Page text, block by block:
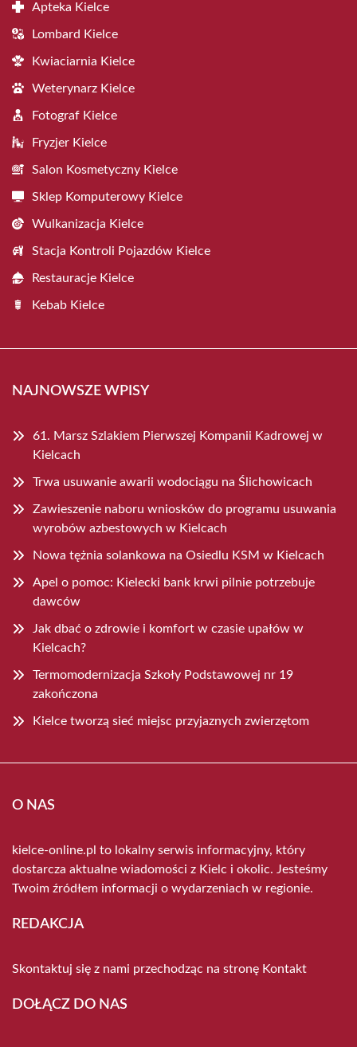
Apteka Kielce
Lombard Kielce
Kwiaciarnia Kielce
Weterynarz Kielce
Fotograf Kielce
Fryzjer Kielce
Salon Kosmetyczny Kielce
Sklep Komputerowy Kielce
Wulkanizacja Kielce
Stacja Kontroli Pojazdów Kielce
Restauracje Kielce
Kebab Kielce
NAJNOWSZE WPISY
61. Marsz Szlakiem Pierwszej Kompanii Kadrowej w
Kielcach
Trwa usuwanie awarii wodociągu na Ślichowicach
Zawieszenie naboru wniosków do programu usuwania
wyrobów azbestowych w Kielcach
Nowa tężnia solankowa na Osiedlu KSM w Kielcach
Apel o pomoc: Kielecki bank krwi pilnie potrzebuje
dawców
Jak dbać o zdrowie i komfort w czasie upałów w
Kielcach?
Termomodernizacja Szkoły Podstawowej nr 19
zakończona
Kielce tworzą sieć miejsc przyjaznych zwierzętom
O NAS
kielce-online.pl to lokalny serwis informacyjny, który
dostarcza aktualne wiadomości z Kielc i okolic. Jesteśmy
Twoim źródłem informacji o wydarzeniach w regionie.
REDAKCJA
Skontaktuj się z nami przechodząc na stronę Kontakt
DOŁĄCZ DO NAS